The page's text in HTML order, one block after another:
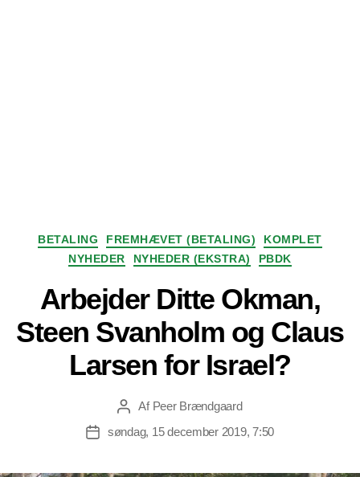
Kategorier
BETALING FREMHÆVET (BETALING)
KOMPLET
NYHEDER
NYHEDER (EKSTRA) PBDK
Arbejder Ditte Okman,
Steen Svanholm og Claus
Larsen for Israel?
Indlægsforfatter
Af Peer Brændgaard
Indlægsdato
søndag, 15 december 2019, 7:50